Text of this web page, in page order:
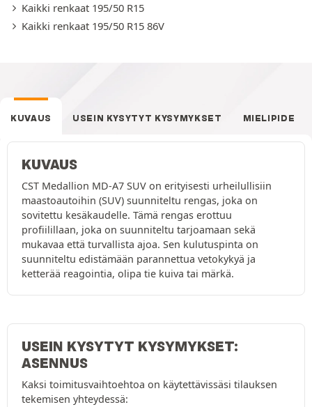
Kaikki renkaat 195/50 R15
Kaikki renkaat 195/50 R15 86V
KUVAUS USEIN KYSYTYT KYSYMYKSET MIELIPIDE
KUVAUS
CST Medallion MD-A7 SUV on erityisesti urheilullisiin
maastoautoihin (SUV) suunniteltu rengas, joka on
sovitettu kesäkaudelle. Tämä rengas erottuu
profiilillaan, joka on suunniteltu tarjoamaan sekä
mukavaa että turvallista ajoa. Sen kulutuspinta on
suunniteltu edistämään parannettua vetokykyä ja
ketterää reagointia, olipa tie kuiva tai märkä.
USEIN KYSYTYT KYSYMYKSET:
ASENNUS
Kaksi toimitusvaihtoehtoa on käytettävissäsi tilauksen
tekemisen yhteydessä: